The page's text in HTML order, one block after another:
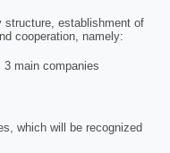
structure, establishment of
cooperation, namely:
main companies
which will be recognized